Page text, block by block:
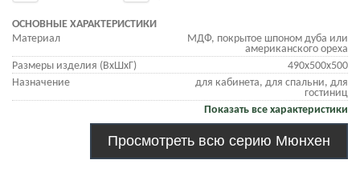
ОСНОВНЫЕ ХАРАКТЕРИСТИКИ
Материал
МДФ, покрытое шпоном дуба или
американского ореха
Размеры изделия (ВхШхГ)
490х500х500
Назначение
для кабинета, для спальни, для
гостиниц
Показать все характеристики
Просмотреть всю серию Мюнхен